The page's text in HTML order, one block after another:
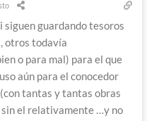
siguen guardando tesoros
otros todavía
o para mal) para el que
aún para el conocedor
tantas y tantas obras
el relativamente …y no